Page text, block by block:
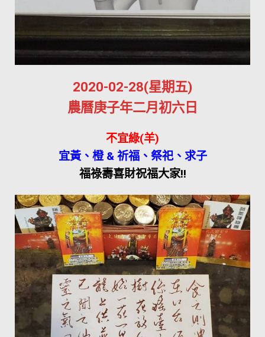
2020-02-28(星期五)
農曆庚子年二月初六日
不宜綠(羊)
宜黃、橙 & 祈福、祭祀、求子
福祿壽喜財祝福大家!!